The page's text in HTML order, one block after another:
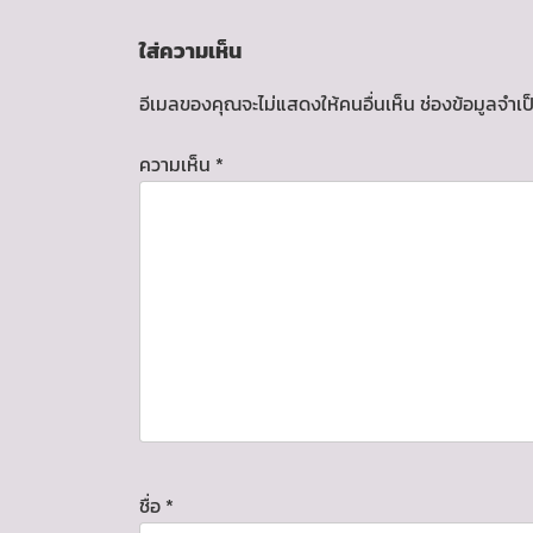
ใส่ความเห็น
อีเมลของคุณจะไม่แสดงให้คนอื่นเห็น ช่องข้อมูลจำเ
ความเห็น *
ชื่อ *